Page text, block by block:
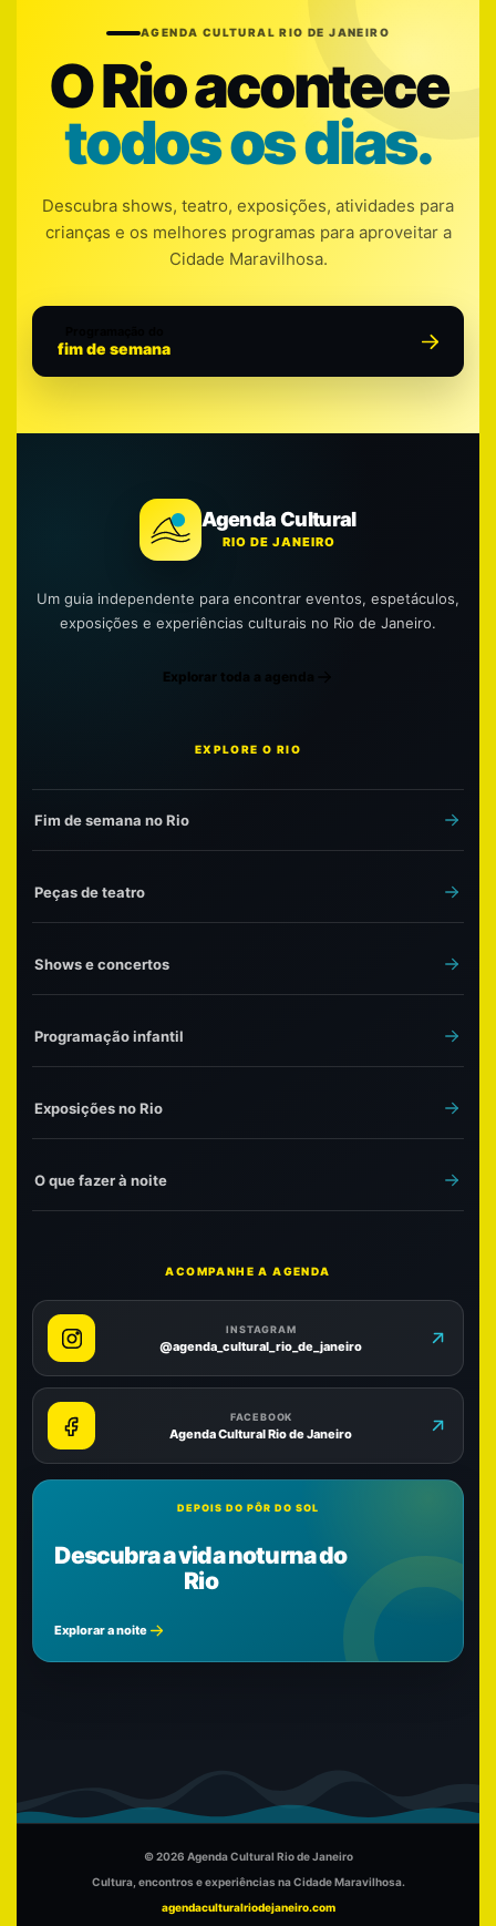
AGENDA CULTURAL RIO DE JANEIRO
O Rio acontece
todos os dias.
Descubra shows, teatro, exposições, atividades para
crianças e os melhores programas para aproveitar a
Cidade Maravilhosa.
fim de semana
Agenda Cultural
RIO DE JANEIRO
Um guia independente para encontrar eventos, espetáculos,
exposições e experiências culturais no Rio de Janeiro.
Explorar toda a agenda
EXPLORE O RIO
Fim de semana no Rio
Peças de teatro
Shows e concertos
Programação infantil
Exposições no Rio
O que fazer à noite
ACOMPANHE A AGENDA
INSTAGRAM
@agenda_cultural_rio_de_janeiro
FACEBOOK
Agenda Cultural Rio de Janeiro
DEPOIS DO PÔR DO SOL
Descubra a vida noturna do
Rio
Explorar a noite
© 2026 Agenda Cultural Rio de Janeiro
Cultura, encontros e experiências na Cidade Maravilhosa.
agendaculturalriodejaneiro.com